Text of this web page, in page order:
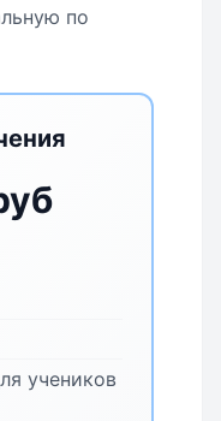
по
учеников